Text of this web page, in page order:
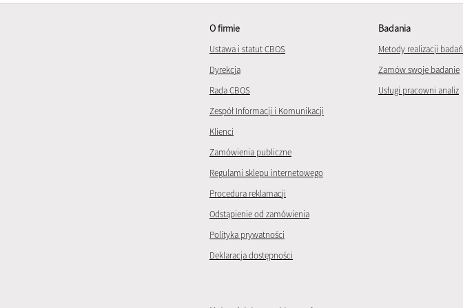
O firmie
Ustawa i statut CBOS
Dyrekcja
Rada CBOS
Zespół Informacji i Komunikacji
Klienci
Zamówienia publiczne
Regulami sklepu internetowego
Procedura reklamacji
Odstąpienie od zamówienia
Polityka prywatności
Deklaracja dostępności
Badania
Metody realizacji badań
Zamów swoje badanie
Usługi pracowni analiz